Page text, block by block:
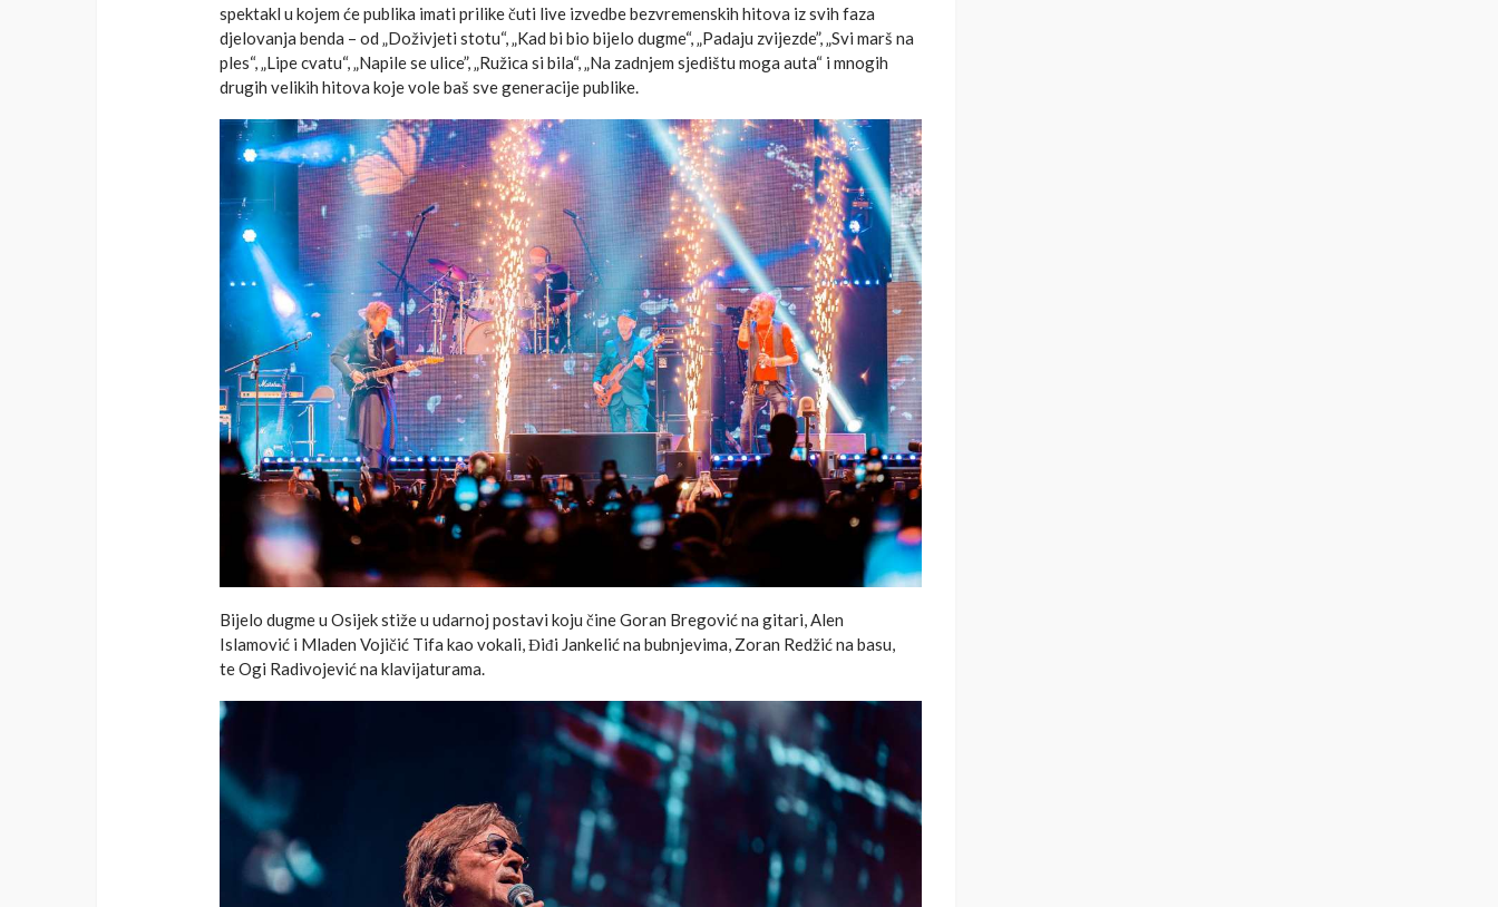
spektakl u kojem će publika imati prilike čuti live izvedbebezvremenskih hitova iz svih faza
djelovanja benda – od „Doživjeti stotu“, „Kad bi bio bijelo dugme“, „Padaju zvijezde”, „Svi marš na
ples“, „Lipe cvatu“, „Napile se ulice”, „Ružica si bila“, „Na zadnjem sjedištu moga auta“ i mnogih
drugih velikih hitova koje vole baš sve generacije publike.
Bijelo dugme u Osijek stiže u udarnoj postavi koju čine Goran Bregović na gitari, Alen
Islamović i Mladen Vojičić Tifa kao vokali, Điđi Jankelić na bubnjevima, Zoran Redžić na basu,
te Ogi Radivojević na klavijaturama.